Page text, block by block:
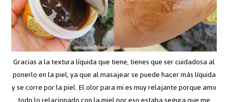
Gracias a la textura líquida que tiene, tienes que ser cuidadosa al
ponerlo en la piel, ya que al masajear se puede hacer más líquida
y se corre por la piel. El olor para mi es muy relajante porque amo